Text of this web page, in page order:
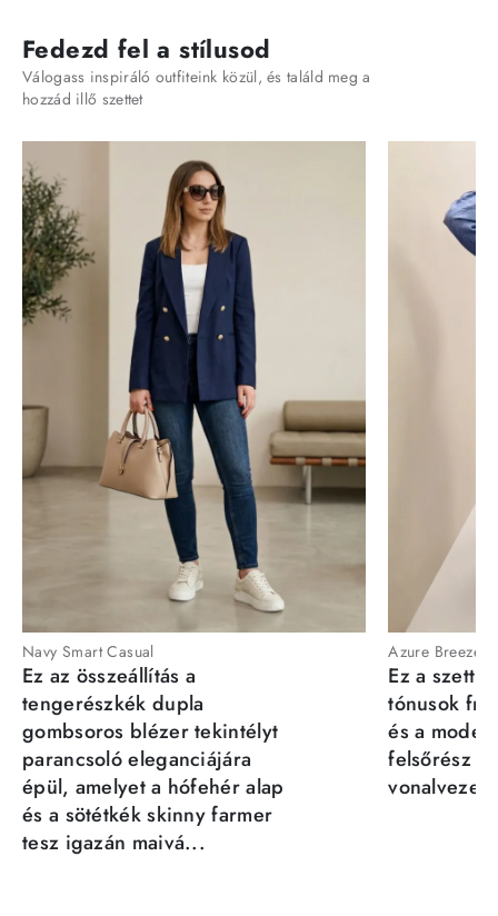
Fedezd fel a stílusod
Válogass inspiráló outfiteink közül, és találd meg a
hozzád illő szettet
Navy Smart Casual
Ez az összeállítás a
tengerészkék dupla
gombsoros blézer tekintélyt
parancsoló eleganciájára
épül, amelyet a hófehér alap
és a sötétkék skinny farmer
tesz igazán maivá...
Azure Breeze
Ez a szett
tónusok
és a
felsőrész